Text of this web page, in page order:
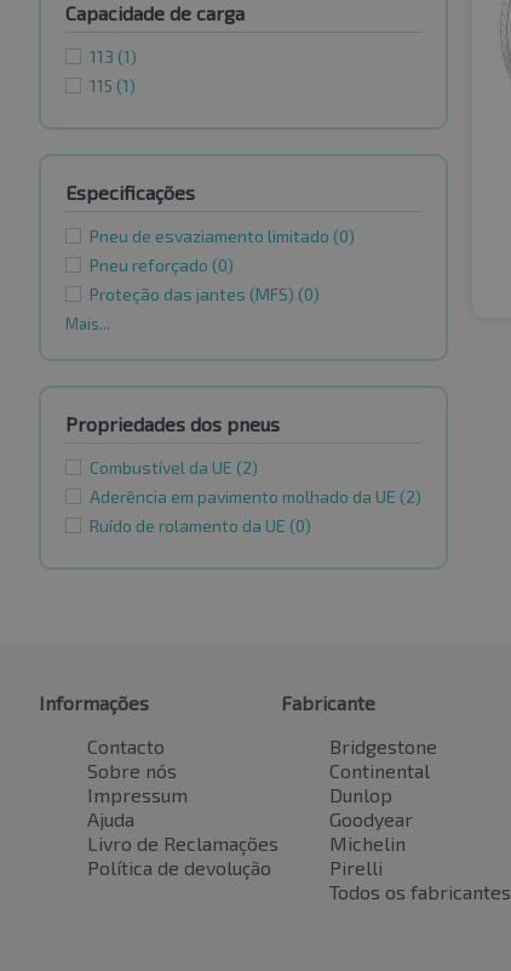
Capacidade de carga
113 (1)
115 (1)
Especificações
Pneu de esvaziamento limitado (0)
Pneu reforçado (0)
Proteção das jantes (MFS) (0)
Mais...
Propriedades dos pneus
Combustível da UE (2)
Aderência em pavimento molhado da UE (2)
Ruído de rolamento da UE (0)
Informações
Contacto
Sobre nós
Impressum
Ajuda
Livro de Reclamações
Política de devolução
Fabricante
Bridgestone
Continental
Dunlop
Goodyear
Michelin
Pirelli
Todos os fabricantes